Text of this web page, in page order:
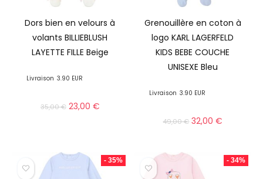
Dors bien en velours à
volants BILLIEBLUSH
LAYETTE FILLE Beige
Livraison 3.90 EUR
35,00€ 23,00 €
Grenouillère en coton à
logo KARL LAGERFELD
KIDS BEBE COUCHE
UNISEXE Bleu
Livraison 3.90 EUR
49,00€ 32,00€
- 35% - 34%